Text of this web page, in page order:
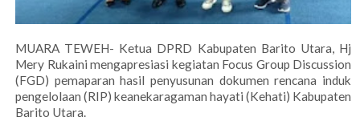
MUARA TEWEH- Ketua DPRD Kabupaten Barito Utara, Hj
Mery Rukaini mengapresiasi kegiatan Focus Group Discussion
(FGD) pemaparan hasil penyusunan dokumen rencana induk
pengelolaan (RIP) keanekaragaman hayati (Kehati) Kabupaten
Barito Utara.